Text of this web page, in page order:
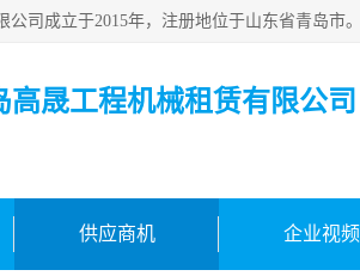
高晟工程机械租赁有限公司
供应商机 企业视频